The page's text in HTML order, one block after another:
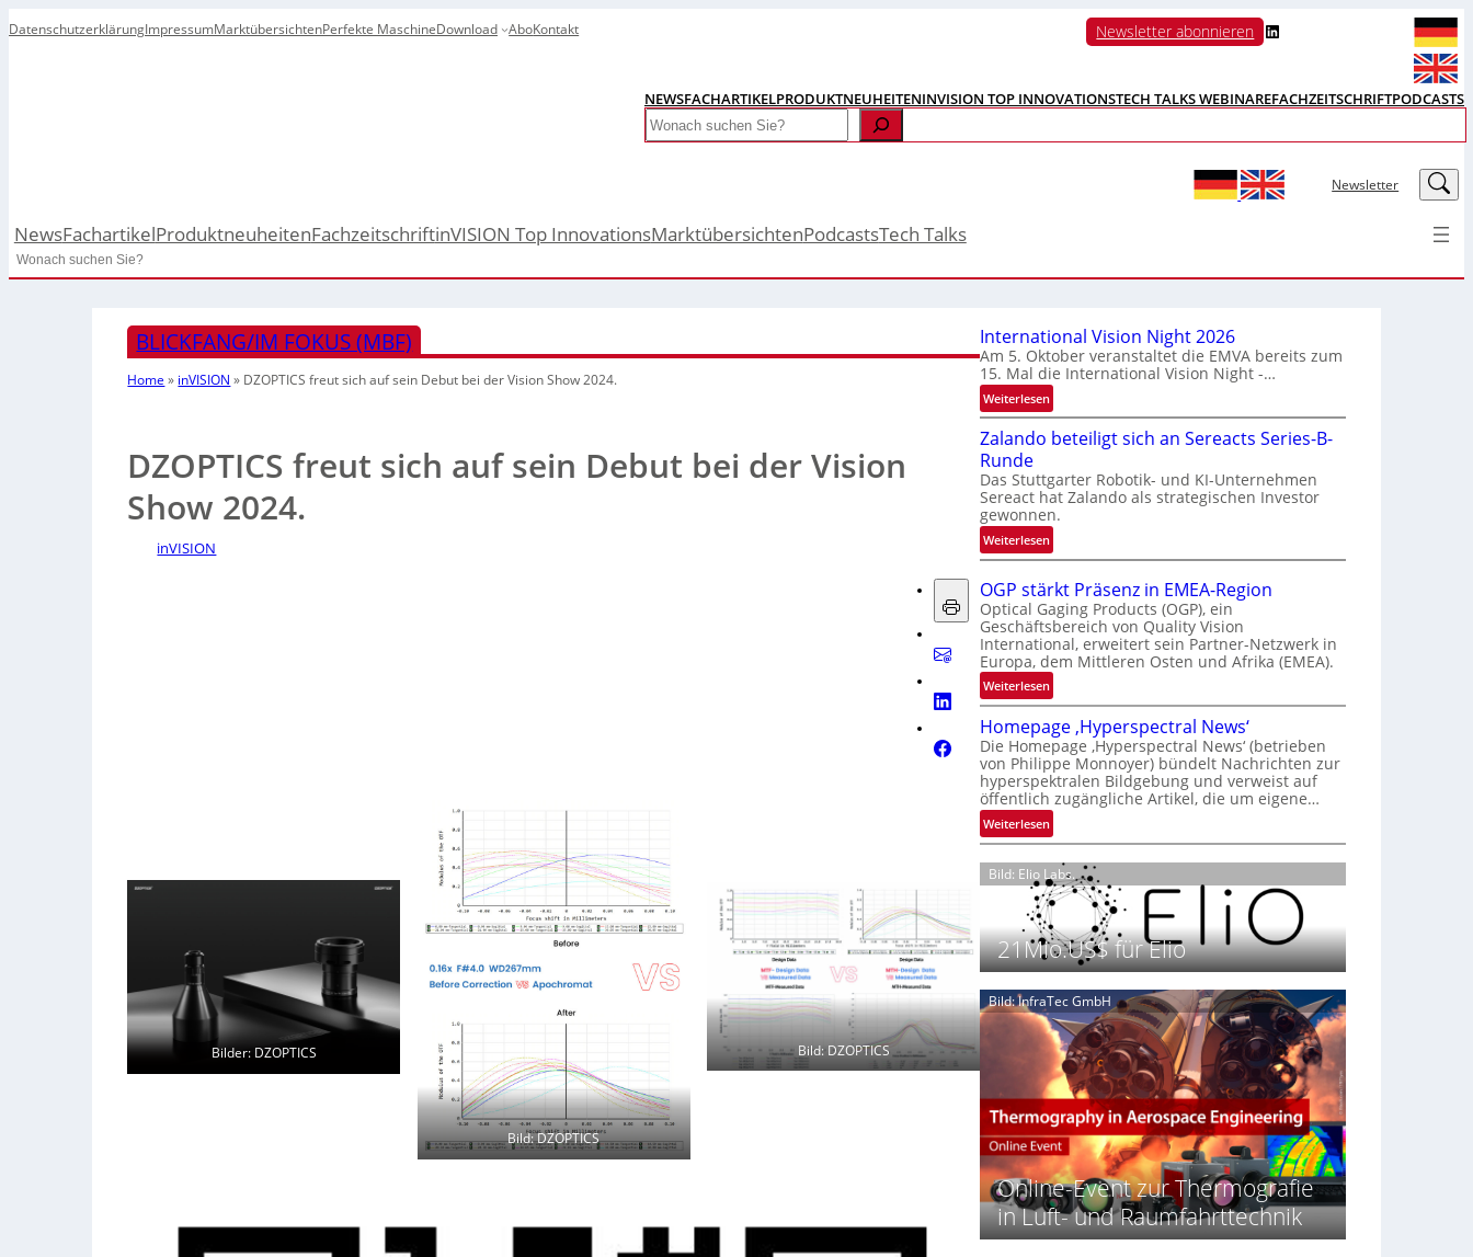
DatenschutzerklärungImpressumMarktübersichtenPerfekte MaschineDownload AboKontakt Newsletter abonnieren LinkedIn
NEWSFACHARTIKELPRODUKTNEUHEITENINVISION TOP INNOVATIONSTECH TALKS WEBINAREFACHZEITSCHRIFTPODCASTS
Search
Newsletter LinkedIn
NewsFachartikelProduktneuheitenFachzeitschriftinVISION Top InnovationsMarktübersichtenPodcastsTech Talks
Search
BLICKFANG/IM FOKUS (MBF)
Home » inVISION » DZOPTICS freut sich auf sein Debut bei der Vision Show 2024.
DZOPTICS freut sich auf sein Debut bei der Vision
Show 2024.
inVISION
Bilder: DZOPTICS
Bild: DZOPTICS
Bild: DZOPTICS
International Vision Night 2026
Am 5. Oktober veranstaltet die EMVA bereits zum
15. Mal die International Vision Night -…
Weiterlesen:
I
n
e
r
n
a
t
i
o
n
a
l
V
i
s
i
o
n
N
i
h
t
2
0
2
Zalando beteiligt sich an Sereacts Series-B-
Runde
Das Stuttgarter Robotik- und KI-Unternehmen
Sereact hat Zalando als strategischen Investor
gewonnen.
Weiterlesen:
Z
a
l
a
n
d
o
b
e
t
e
i
l
i
t
s
i
c
h
a
n
S
e
e
a
c
t
S
e
r
OGP stärkt Präsenz in EMEA-Region
Optical Gaging Products (OGP), ein
Geschäftsbereich von Quality Vision
International, erweitert sein Partner-Netzwerk in
Europa, dem Mittleren Osten und Afrika (EMEA).
Weiterlesen:
O
G
P
s
t
ä
r
t
P
r
ä
s
e
n
z
i
E
M
E
A
R
e
g
Homepage ‚Hyperspectral News‘
Die Homepage ‚Hyperspectral News‘ (betrieben
von Philippe Monnoyer) bündelt Nachrichten zur
hyperspektralen Bildgebung und verweist auf
öffentlich zugängliche Artikel, die um eigene…
Weiterlesen:
H
o
m
e
p
a
g
e
‚
H
y
p
e
r
s
p
e
c
t
r
Bild: Elio Labs.
21Mio.US$ für Elio
Bild: InfraTec GmbH
Online-Event zur Thermografie
in Luft- und Raumfahrttechnik